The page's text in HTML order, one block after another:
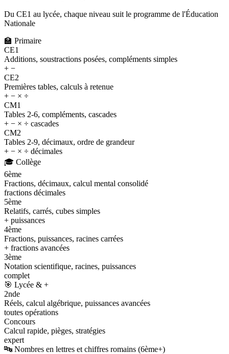
Du CE1 au lycée, chaque niveau suit le programme de l'Éducation
Nationale
🏫 Primaire
CE1
Additions, soustractions posées, compléments simples
+ −
CE2
Premières tables, calculs à retenue
+ − × ÷
CM1
Tables 2-6, compléments, cascades
+ − × ÷ cascades
CM2
Tables 2-9, décimaux, ordre de grandeur
+ − × ÷ décimales
🎓 Collège
6ème
Fractions, décimaux, calcul mental consolidé
fractions décimales
5ème
Relatifs, carrés, cubes simples
+ puissances
4ème
Fractions, puissances, racines carrées
+ fractions avancées
3ème
Notation scientifique, racines, puissances
complet
🎯 Lycée & +
2nde
Réels, calcul algébrique, puissances avancées
toutes opérations
Concours
Calcul rapide, pièges, stratégies
expert
🔤 Nombres en lettres et chiffres romains (6ème+)